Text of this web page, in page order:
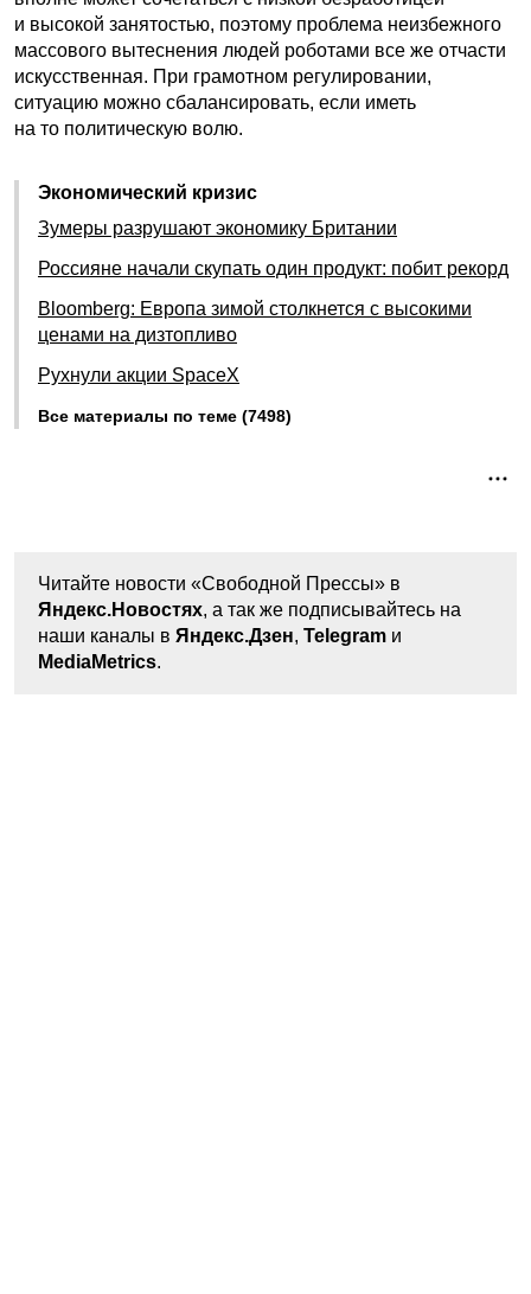
и высокой занятостью, поэтому проблема неизбежного
массового вытеснения людей роботами все же отчасти
искусственная. При грамотном регулировании,
ситуацию можно сбалансировать, если иметь
на то политическую волю.
Экономический кризис
Зумеры разрушают экономику Британии
Россияне начали скупать один продукт: побит рекорд
Bloomberg: Европа зимой столкнется с высокими
ценами на дизтопливо
Рухнули акции SpaceX
Все материалы по теме (7498)
Читайте новости «Свободной Прессы» в
Яндекс.Новостях, а так же подписывайтесь на
наши каналы в Яндекс.Дзен, Telegram и
MediaMetrics.